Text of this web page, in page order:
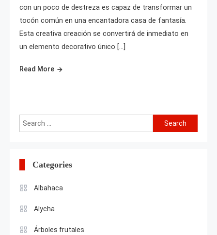
con un poco de destreza es capaz de transformar un
tocón común en una encantadora casa de fantasía.
Esta creativa creación se convertirá de inmediato en
un elemento decorativo único […]
Read More
Search
for:
Categories
Albahaca
Alycha
Árboles frutales